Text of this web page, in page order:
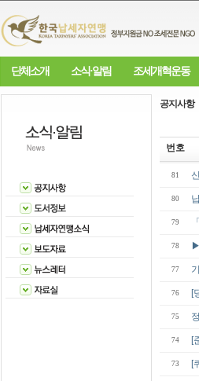
단체소개 소식·알림 조세개혁운동
공지사항
번호
81
80
79
78
77
76 [
75
74 [
73 [